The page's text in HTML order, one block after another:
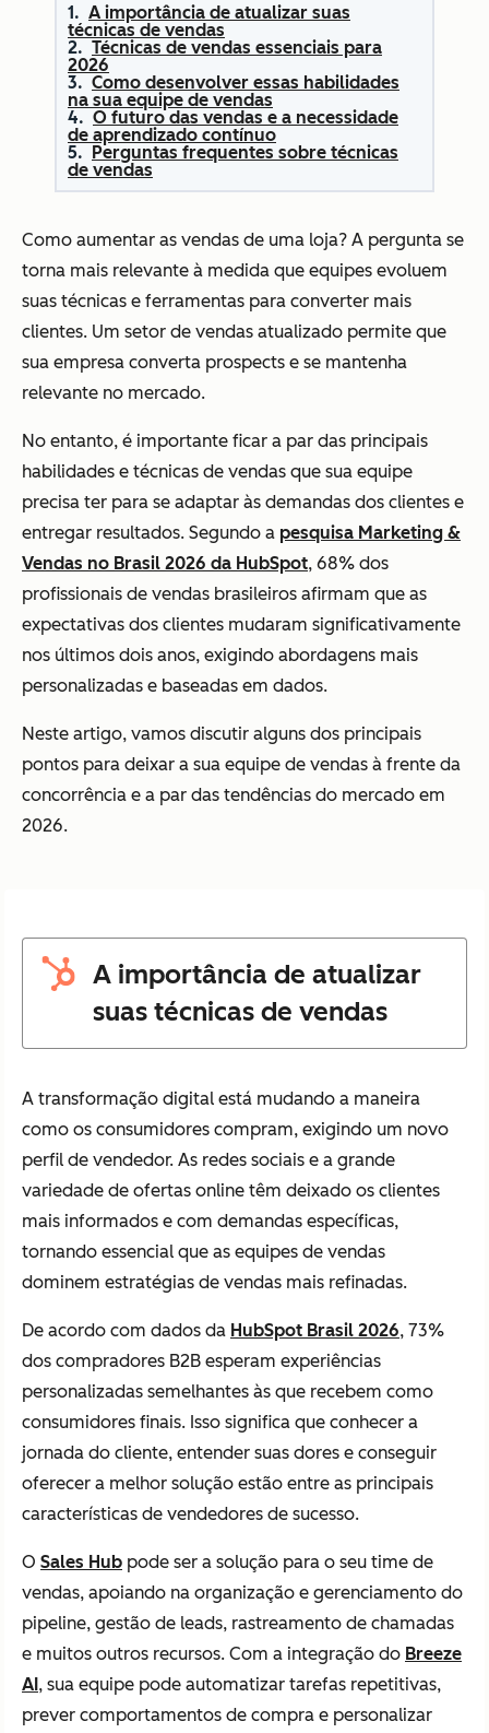
A importância de atualizar suas
técnicas de vendas
Técnicas de vendas essenciais para
2026
Como desenvolver essas habilidades
na sua equipe de vendas
O futuro das vendas e a necessidade
de aprendizado contínuo
Perguntas frequentes sobre técnicas
de vendas
Como aumentar as vendas de uma loja? A pergunta se
torna mais relevante à medida que equipes evoluem
suas técnicas e ferramentas para converter mais
clientes. Um setor de vendas atualizado permite que
sua empresa converta prospects e se mantenha
relevante no mercado.
No entanto, é importante ficar a par das principais
habilidades e técnicas de vendas que sua equipe
precisa ter para se adaptar às demandas dos clientes e
entregar resultados. Segundo a pesquisa Marketing &
Vendas no Brasil 2026 da HubSpot, 68% dos
profissionais de vendas brasileiros afirmam que as
expectativas dos clientes mudaram significativamente
nos últimos dois anos, exigindo abordagens mais
personalizadas e baseadas em dados.
Neste artigo, vamos discutir alguns dos principais
pontos para deixar a sua equipe de vendas à frente da
concorrência e a par das tendências do mercado em
2026.
A importância de atualizar
suas técnicas de vendas
A transformação digital está mudando a maneira
como os consumidores compram, exigindo um novo
perfil de vendedor. As redes sociais e a grande
variedade de ofertas online têm deixado os clientes
mais informados e com demandas específicas,
tornando essencial que as equipes de vendas
dominem estratégias de vendas mais refinadas.
De acordo com dados da HubSpot Brasil 2026, 73%
dos compradores B2B esperam experiências
personalizadas semelhantes às que recebem como
consumidores finais. Isso significa que conhecer a
jornada do cliente, entender suas dores e conseguir
oferecer a melhor solução estão entre as principais
características de vendedores de sucesso.
O Sales Hub pode ser a solução para o seu time de
vendas, apoiando na organização e gerenciamento do
pipeline, gestão de leads, rastreamento de chamadas
e muitos outros recursos. Com a integração do Breeze
AI, sua equipe pode automatizar tarefas repetitivas,
prever comportamentos de compra e personalizar